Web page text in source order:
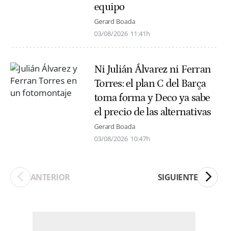
equipo
Gerard Boada
03/08/2026 11:41h
Ni Julián Álvarez ni Ferran
Torres: el plan C del Barça
toma forma y Deco ya sabe
el precio de las alternativas
Gerard Boada
03/08/2026 10:47h
ANTERIOR SIGUIENTE